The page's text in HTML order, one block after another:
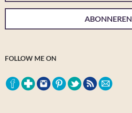
ABONNEREN
FOLLOW ME ON